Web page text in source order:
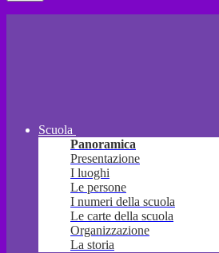
Scuola
Panoramica
Presentazione
I luoghi
Le persone
I numeri della scuola
Le carte della scuola
Organizzazione
La storia